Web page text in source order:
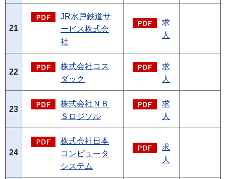
21
JR水戸鉄道サ
ービス株式会
社
求
人
22
株式会社コス
ダック
求
人
23
株式会社ＮＢ
Ｓロジソル
求
人
24
株式会社日本
コンピュータ
システム
求
人